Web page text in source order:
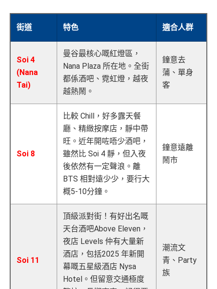
街道 特色 適合人群
Soi 4
(Nana
Tai)
曼谷最核心嘅紅燈區，
Nana Plaza 所在地。全街
都係酒吧、霓虹燈，越夜
越熱鬧。
鐘意去
蒲、單身
客
Soi 8
比較 Chill，好多露天餐
廳、精緻按摩店，靜中帶
旺。近年開咗唔少酒吧，
雖然比 Soi 4 靜，但入夜
後依然有一定聲浪。離
BTS 相對遠少少，要行大
概5-10分鐘。
鐘意遠離
鬧市
Soi 11
頂級派對街！有好出名嘅
天台酒吧Above Eleven，
夜店 Levels 仲有大量新
酒店，包括2025 年新開
幕嘅五星級酒店 Nysa
Hotel。但留意交通極度
潮流文
青、Party
族